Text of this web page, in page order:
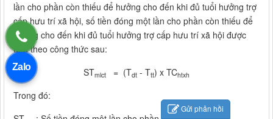
lần cho phần còn thiếu để hưởng cho đến khi đủ tuổi hưởng trợ
cấp hưu trí xã hội, số tiền đóng một lần cho phần còn thiếu để
hưởng cho đến khi đủ tuổi hưởng trợ cấp hưu trí xã hội được
tính theo công thức sau:
STmlct = (Tdt - Ttt) x TChtxh
Trong đó:
Gửi phản hồi
Zalo